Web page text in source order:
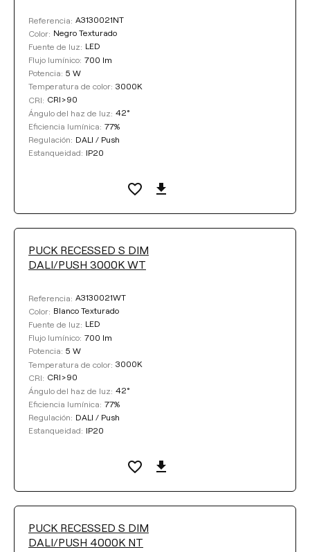
Referencia: A3130021NT
Color: Negro Texturado
Fuente de luz: LED
Flujo lumínico: 700 lm
Potencia: 5 W
Temperatura de color: 3000K
CRI: CRI>90
Ángulo del haz de luz: 42°
Eficiencia lumínica: 77%
Regulación: DALI / Push
Estanqueidad: IP20
PUCK RECESSED S DIM
DALI/PUSH 3000K WT
Referencia: A3130021WT
Color: Blanco Texturado
Fuente de luz: LED
Flujo lumínico: 700 lm
Potencia: 5 W
Temperatura de color: 3000K
CRI: CRI>90
Ángulo del haz de luz: 42°
Eficiencia lumínica: 77%
Regulación: DALI / Push
Estanqueidad: IP20
PUCK RECESSED S DIM
DALI/PUSH 4000K NT